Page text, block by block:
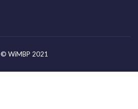
© WiMBP 2021